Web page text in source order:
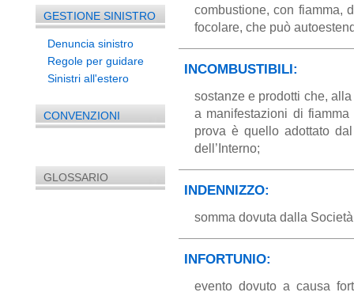
GESTIONE SINISTRO
Denuncia sinistro
Regole per guidare
Sinistri all'estero
CONVENZIONI
GLOSSARIO
combustione, con fiamma,
focolare, che può
INCOMBUSTIBILI:
sostanze e prodotti che,
a manifestazioni di
prova è quello adottato
dell’Interno;
INDENNIZZO:
somma dovuta dalla
INFORTUNIO:
evento dovuto a causa